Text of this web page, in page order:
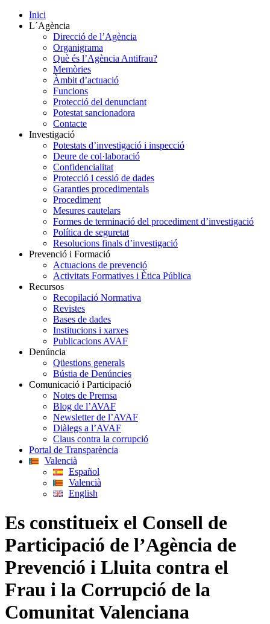
Inici
L´Agència
Direcció de l’Agència
Organigrama
Què és l’Agència Antifrau?
Memòries
Àmbit d’actuació
Funcions
Protecció del denunciant
Potestat sancionadora
Contacte
Investigació
Potestats d’investigació i inspecció
Deure de col·laboració
Confidencialitat
Protecció i cessió de dades
Garanties procedimentals
Procediment
Mesures cautelars
Formes de terminació del procediment d’investigació
Política de seguretat
Resolucions finals d’investigació
Prevenció i Formació
Actuacions de prevenció
Activitats Formatives i Ètica Pública
Recursos
Recopilació Normativa
Revistes
Bases de dades
Institucions i xarxes
Publicacions AVAF
Denúncia
Qüestions generals
Bústia de Denúncies
Comunicació i Participació
Notes de Premsa
Blog de l’AVAF
Newsletter de l’AVAF
Diàlegs a l’AVAF
Claus contra la corrupció
Portal de Transparència
Valencià
Español
Valencià
English
Es constitueix el Consell de
Participació de l’Agència de
Prevenció i Lluita contra el
Frau i la Corrupció de la
Comunitat Valenciana